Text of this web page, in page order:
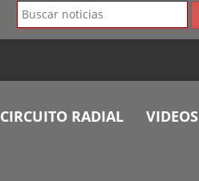
CIRCUITO RADIAL VIDEOS